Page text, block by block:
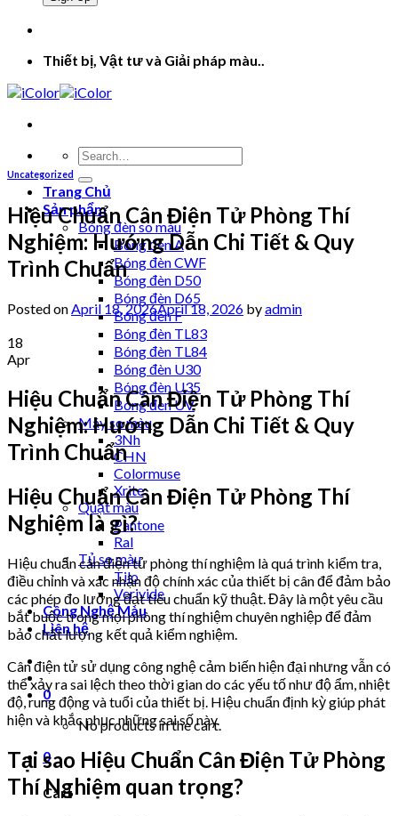
Thiết bị, Vật tư và Giải pháp màu..
Trang Chủ
Sản phẩm
Bóng đèn so màu
Bóng đèn A
Bóng đèn CWF
Bóng đèn D50
Bóng đèn D65
Bóng đèn F
Bóng đèn TL83
Bóng đèn TL84
Bóng đèn U30
Bóng đèn U35
Bóng đèn UV
Máy so màu
3Nh
CHN
Colormuse
Xrite
Quạt màu
Pantone
Ral
Tủ so màu
Tilo
Verivide
Công Nghệ Màu
Liên hệ
0
No products in the cart.
0
Cart
Uncategorized
Hiệu Chuẩn Cân Điện Tử Phòng Thí
Nghiệm: Hướng Dẫn Chi Tiết & Quy
Trình Chuẩn
Posted onApril 18, 2026April 18, 2026 byadmin
18
Apr
Hiệu Chuẩn Cân Điện Tử Phòng Thí
Nghiệm: Hướng Dẫn Chi Tiết & Quy
Trình Chuẩn
Hiệu Chuẩn Cân Điện Tử Phòng Thí
Nghiệm là gì?
Hiệu chuẩn cân điện tử phòng thí nghiệm là quá trình kiểm tra,
điều chỉnh và xác nhận độ chính xác của thiết bị cân để đảm bảo
các phép đo lường đạt tiêu chuẩn kỹ thuật. Đây là một yêu cầu
bắt buộc trong mọi phòng thí nghiệm chuyên nghiệp để đảm
bảo chất lượng kết quả kiểm nghiệm.
Cân điện tử sử dụng công nghệ cảm biến hiện đại nhưng vẫn có
thể xảy ra sai lệch theo thời gian do các yếu tố như độ ẩm, nhiệt
độ, rung động và tuổi của thiết bị. Hiệu chuẩn định kỳ giúp phát
hiện và khắc phục những sai số này.
Tại sao Hiệu Chuẩn Cân Điện Tử Phòng
Thí Nghiệm quan trọng?